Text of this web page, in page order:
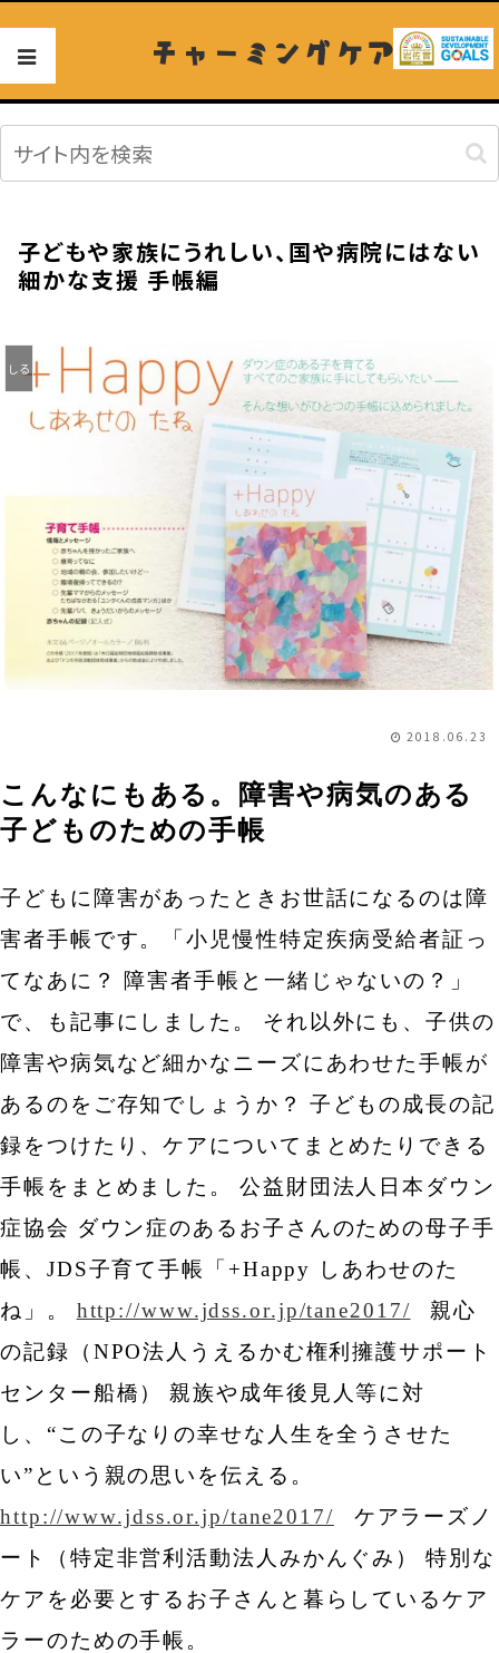
チャーミングケア
子どもや家族にうれしい、国や病院にはない
細かな支援 手帳編
しる
2018.06.23
こんなにもある。障害や病気のある
子どものための手帳
子どもに障害があったときお世話になるのは障
害者手帳です。「小児慢性特定疾病受給者証っ
てなあに？ 障害者手帳と一緒じゃないの？」
で、も記事にしました。
それ以外にも、子供の
障害や病気など細かなニーズにあわせた手帳が
あるのをご存知でしょうか？
子どもの成長の記
録をつけたり、ケアについてまとめたりできる
手帳をまとめました。
公益財団法人日本ダウン
症協会 ダウン症のあるお子さんのための母子手
帳、JDS子育て手帳「+Happy しあわせのた
ね」。
http://www.jdss.or.jp/tane2017/
親心
の記録（NPO法人うえるかむ権利擁護サポート
センター船橋）
親族や成年後見人等に対
し、“この子なりの幸せな人生を全うさせた
い”という親の思いを伝える。
http://www.jdss.or.jp/tane2017/
ケアラーズノ
ート（特定非営利活動法人みかんぐみ）
特別な
ケアを必要とするお子さんと暮らしているケア
ラーのための手帳。